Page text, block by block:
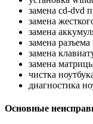
замена cd-dvd
замена
замена
замена
замена
замена
чистка
диагностика
Основные